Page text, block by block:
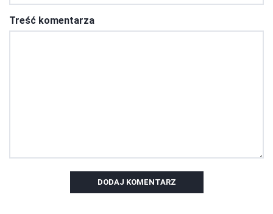
Treść komentarza
DODAJ KOMENTARZ